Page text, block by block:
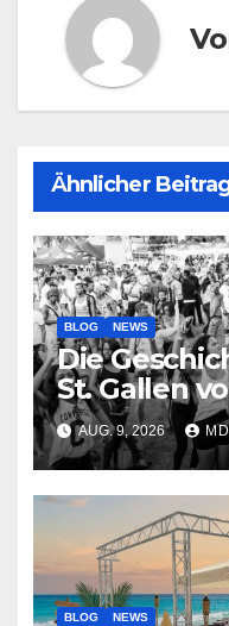
Ähnlicher
BLOG NEWS
Die
St. Gallen
jetzt
AUG. 9, 2026
BLOG NEWS